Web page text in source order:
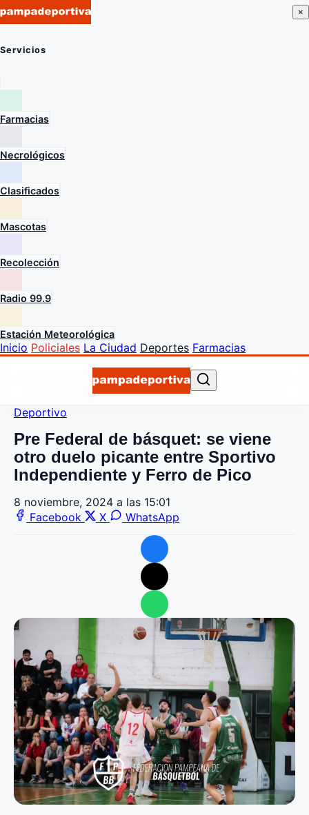
×
Servicios
Farmacias
Necrológicos
Clasificados
Mascotas
Recolección
Radio 99.9
Estación Meteorológica
Inicio Policiales La Ciudad Deportes Farmacias
Deportivo
Pre Federal de básquet: se viene
otro duelo picante entre Sportivo
Independiente y Ferro de Pico
8 noviembre, 2024 a las 15:01
Facebook
X WhatsApp